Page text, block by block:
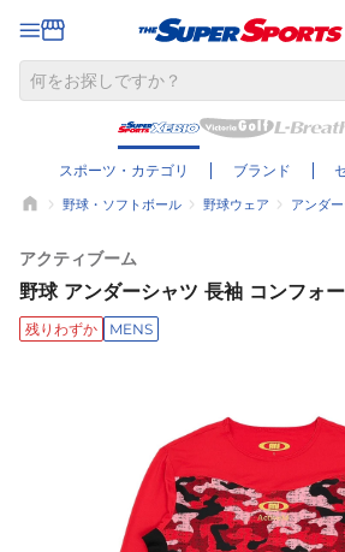
スポーツ・カテゴリ ブランド
野球・ソフトボール 野球ウェア アンダ
アクティブーム
野球 アンダーシャツ 長袖 コンフォ
残りわずか MENS